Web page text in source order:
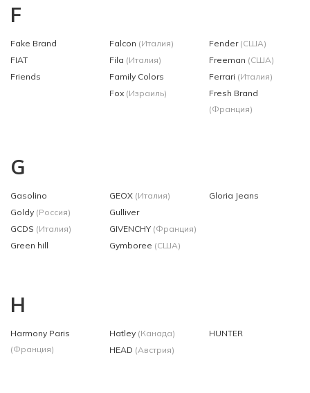
F
Fake Brand
FIAT
Friends
Falcon (Италия)
Fila (Италия)
Family Сolors
Fox (Израиль)
Fender (США)
Freeman (США)
Ferrari (Италия)
Fresh Brand
(Франция)
G
Gasolino
Goldy (Россия)
GCDS (Италия)
Green hill
GEOX (Италия)
Gulliver
GIVENCHY (Франция)
Gymboree (США)
Gloria Jeans
H
Harmony Paris
(Франция)
Hatley (Канада)
HEAD (Австрия)
HUNTER